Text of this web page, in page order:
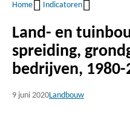
Kruimelpad
Home Indicatoren
Land- en
spreiding,
bedrijven, 1980-
9 juni 2020Landbouw